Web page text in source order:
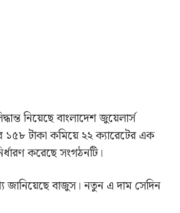
নিয়েছে বাংলাদেশ জুয়েলার্স
টাকা কমিয়ে ২২ ক্যারেটের এক
করেছে সংগঠনটি।
বাজুস। নতুন এ দাম সেদিন